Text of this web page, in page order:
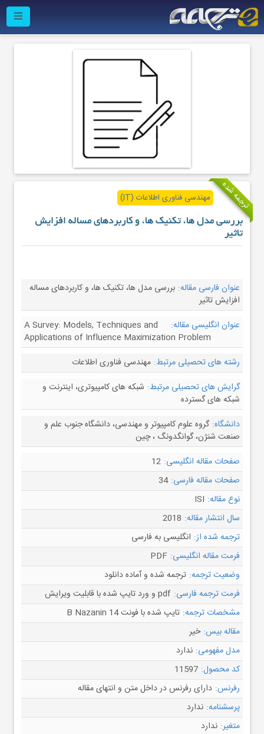
ترجمه شده مهندسی فناوری اطلاعات (IT)
بررسی مدل ها، تکنیک ها، و کاربردهای مساله افزایش
تاثیر
عنوان فارسی مقاله: بررسی مدل ها، تکنیک ها، و کاربردهای مساله
افزایش تاثیر
عنوان انگلیسی مقاله:
A Survey: Models, Techniques and
Applications of Influence Maximization Problem
رشته های تحصیلی مرتبط: مهندسی فناوری اطلاعات
گرایش های تحصیلی مرتبط: شبکه های کامپیوتری، اینترنت و
شبکه های گسترده
دانشگاه: گروه علوم کامپیوتر و مهندسی، دانشگاه جنوب علم و
صنعت شنژن، گوانگدونگ ، چین
صفحات مقاله انگلیسی: 12
صفحات مقاله فارسی: 34
نوع مقاله: ISI
سال انتشار مقاله: 2018
ترجمه شده از: انگلیسی به فارسی
فرمت مقاله انگلیسی: PDF
وضعیت ترجمه: ترجمه شده و آماده دانلود
فرمت ترجمه فارسی: pdf و ورد تایپ شده با قابلیت ویرایش
مشخصات ترجمه: تایپ شده با فونت B Nazanin 14
مقاله بیس: خیر
مدل مفهومی: ندارد
کد محصول: 11597
رفرنس: دارای رفرنس در داخل متن و انتهای مقاله
پرسشنامه: ندارد
متغیر: ندارد